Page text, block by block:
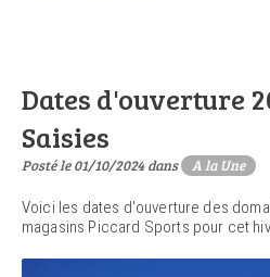
Dates d'ouverture
Saisies
Posté le 01/10/2024 dans A la Une
Voici les dates d'ouverture des
magasins Piccard Sports pour cet